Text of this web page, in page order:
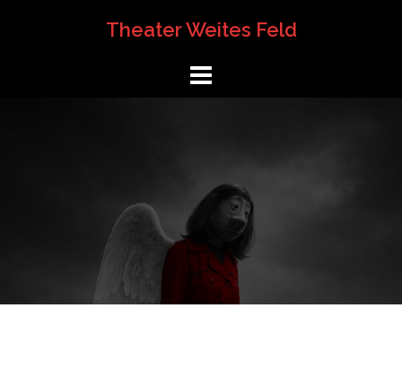
Theater Weites Feld